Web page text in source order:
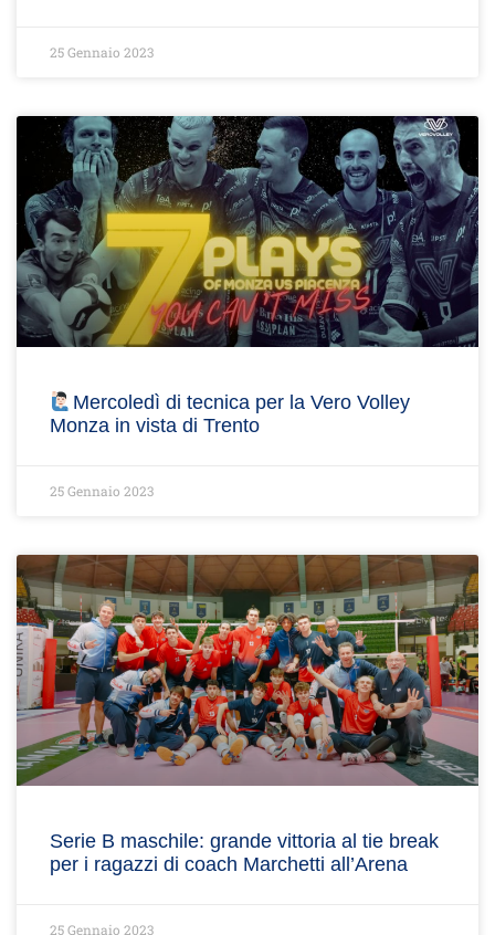
25 Gennaio 2023
Mercoledì di tecnica per la Vero Volley
Monza in vista di Trento
25 Gennaio 2023
Serie B maschile: grande vittoria al tie break
per i ragazzi di coach Marchetti all’Arena
25 Gennaio 2023